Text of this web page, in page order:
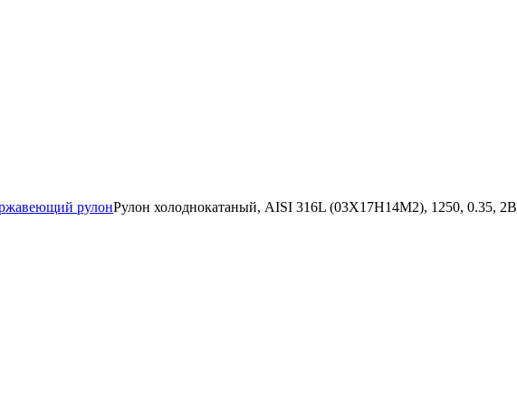
рулонРулон холоднокатаный, AISI 316L (03Х17Н14М2), 1250, 0.35, 2B